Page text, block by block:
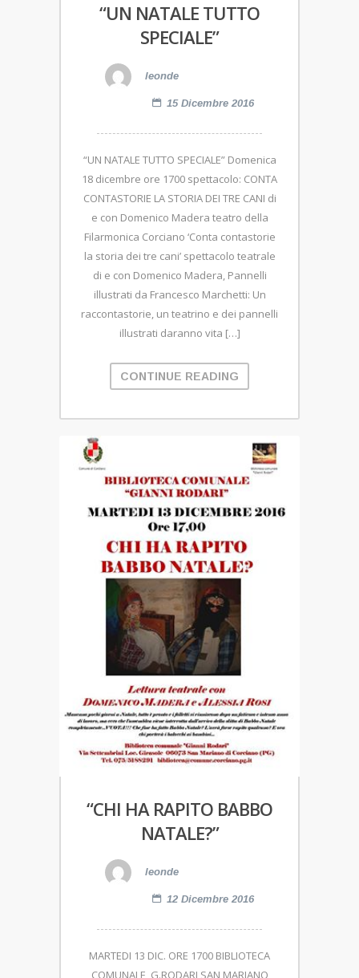
“UN NATALE TUTTO
SPECIALE”
leonde
15 Dicembre 2016
“UN NATALE TUTTO SPECIALE” Domenica
18 dicembre ore 1700 spettacolo: CONTA
CONTASTORIE LA STORIA DEI TRE CANI di
e con Domenico Madera teatro della
Filarmonica Corciano ‘Conta contastorie
la storia dei tre cani’ spettacolo teatrale
di e con Domenico Madera, Pannelli
illustrati da Francesco Marchetti: Un
raccontastorie, un teatrino e dei pannelli
illustrati daranno vita […]
CONTINUE READING
“CHI HA RAPITO BABBO
NATALE?”
leonde
12 Dicembre 2016
MARTEDI 13 DIC. ORE 1700 BIBLIOTECA
COMUNALE G.RODARI SAN MARIANO